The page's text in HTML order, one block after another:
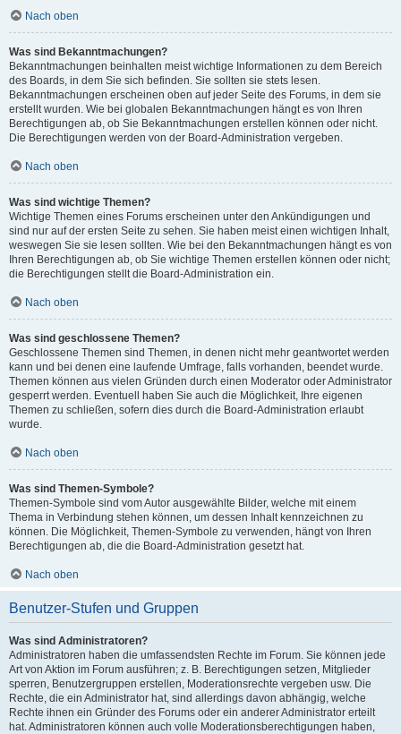
Nach oben
Was sind Bekanntmachungen?
Bekanntmachungen beinhalten meist wichtige Informationen zu dem Bereich
des Boards, in dem Sie sich befinden. Sie sollten sie stets lesen.
Bekanntmachungen erscheinen oben auf jeder Seite des Forums, in dem sie
erstellt wurden. Wie bei globalen Bekanntmachungen hängt es von Ihren
Berechtigungen ab, ob Sie Bekanntmachungen erstellen können oder nicht.
Die Berechtigungen werden von der Board-Administration vergeben.
Nach oben
Was sind wichtige Themen?
Wichtige Themen eines Forums erscheinen unter den Ankündigungen und
sind nur auf der ersten Seite zu sehen. Sie haben meist einen wichtigen Inhalt,
weswegen Sie sie lesen sollten. Wie bei den Bekanntmachungen hängt es von
Ihren Berechtigungen ab, ob Sie wichtige Themen erstellen können oder nicht;
die Berechtigungen stellt die Board-Administration ein.
Nach oben
Was sind geschlossene Themen?
Geschlossene Themen sind Themen, in denen nicht mehr geantwortet werden
kann und bei denen eine laufende Umfrage, falls vorhanden, beendet wurde.
Themen können aus vielen Gründen durch einen Moderator oder Administrator
gesperrt werden. Eventuell haben Sie auch die Möglichkeit, Ihre eigenen
Themen zu schließen, sofern dies durch die Board-Administration erlaubt
wurde.
Nach oben
Was sind Themen-Symbole?
Themen-Symbole sind vom Autor ausgewählte Bilder, welche mit einem
Thema in Verbindung stehen können, um dessen Inhalt kennzeichnen zu
können. Die Möglichkeit, Themen-Symbole zu verwenden, hängt von Ihren
Berechtigungen ab, die die Board-Administration gesetzt hat.
Nach oben
Benutzer-Stufen und Gruppen
Was sind Administratoren?
Administratoren haben die umfassendsten Rechte im Forum. Sie können jede
Art von Aktion im Forum ausführen; z. B. Berechtigungen setzen, Mitglieder
sperren, Benutzergruppen erstellen, Moderationsrechte vergeben usw. Die
Rechte, die ein Administrator hat, sind allerdings davon abhängig, welche
Rechte ihnen ein Gründer des Forums oder ein anderer Administrator erteilt
hat. Administratoren können auch volle Moderationsberechtigungen haben,